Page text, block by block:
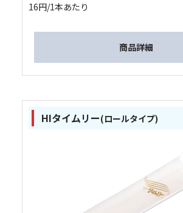
16円/1本あたり
商品詳細
HIタイムリー(ロールタイプ)